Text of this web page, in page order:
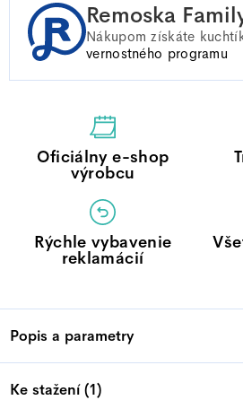
Remoska
Nákupom získáte
vernostného programu
Oficiálny e-shop
výrobcu
Rýchle vybavenie
reklamácií
Popis a parametry
Ke stažení (1)